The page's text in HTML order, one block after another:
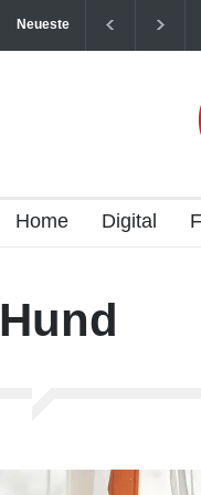
Neueste
Home Digital
Hund